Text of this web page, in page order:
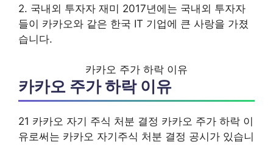
2. 국내외 투자자 재미 2017년에는 국내외 투자자
들이 카카오와 같은 한국 IT 기업에 큰 사랑을 가졌
습니다.
카카오 주가 하락 이유
카카오 주가 하락 이유
21 카카오 자기 주식 처분 결정 카카오 주가 하락 이
유로써는 카카오 자기주식 처분 결정 공시가 있습니